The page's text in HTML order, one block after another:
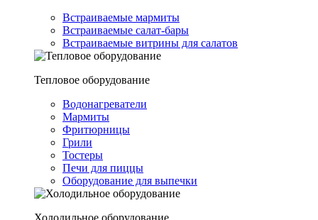
Встраиваемые мармиты
Встраиваемые салат-бары
Встраиваемые витрины для салатов
Тепловое оборудование
Водонагреватели
Мармиты
Фритюрницы
Грили
Тостеры
Печи для пиццы
Оборудование для выпечки
Холодильное оборудование